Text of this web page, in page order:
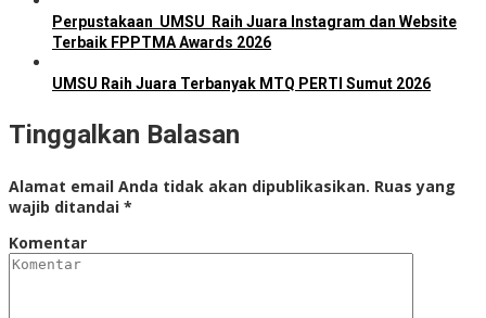
Perpustakaan UMSU Raih Juara Instagram dan Website
Terbaik FPPTMA Awards 2026
UMSU Raih Juara Terbanyak MTQ PERTI Sumut 2026
Tinggalkan Balasan
Alamat email Anda tidak akan dipublikasikan. Ruas yang
wajib ditandai *
Komentar